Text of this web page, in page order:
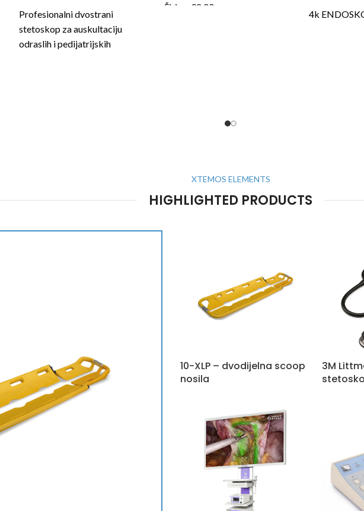
Profesionalni dvostrani
stetoskop za auskultaciju
odraslih i pedijatrijskih
Širina: 92.00cm
4k
XTEMOS ELEMENTS
HIGHLIGHTED PRODUCTS
10-XLP – dvodijelna scoop
nosila
3M